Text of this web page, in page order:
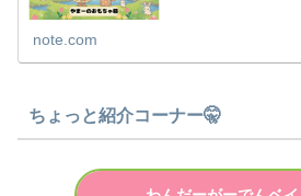
note.com
ちょっと紹介コーナー🤫